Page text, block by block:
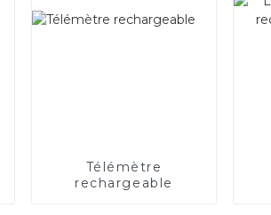
Télémètre
rechargeable